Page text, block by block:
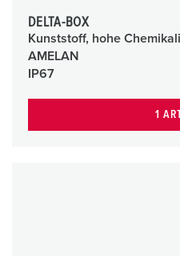
DELTA-BOX
Kunststoff, hohe
AMELAN
IP67
1